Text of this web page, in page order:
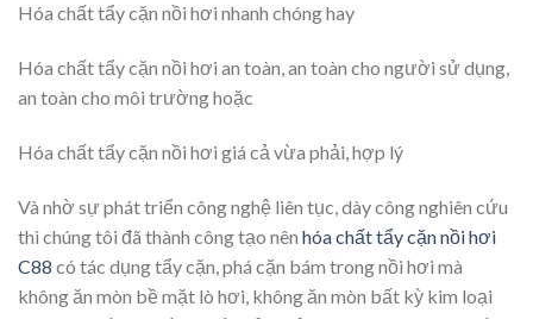
Hóa chất tẩy cặn nồi hơi nhanh chóng hay
Hóa chất tẩy cặn nồi hơi an toàn, an toàn cho người sử dụng,
an toàn cho môi trường hoặc
Hóa chất tẩy cặn nồi hơi giá cả vừa phải, hợp lý
Và nhờ sự phát triển công nghệ liên tục, dày công nghiên cứu
thì chúng tôi đã thành công tạo nên hóa chất tẩy cặn nồi hơi
C88 có tác dụng tẩy cặn, phá cặn bám trong nồi hơi mà
không ăn mòn bề mặt lò hơi, không ăn mòn bất kỳ kim loại